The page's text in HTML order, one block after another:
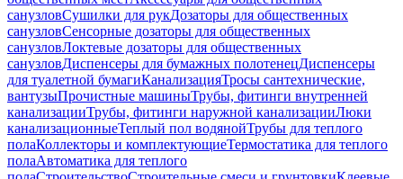
санузловСушилки для рукДозаторы для общественных
санузловСенсорные дозаторы для общественных
санузловЛоктевые дозаторы для общественных
санузловДиспенсеры для бумажных полотенецДиспенсеры
для туалетной бумагиКанализацияТросы сантехнические,
вантузыПрочистные машиныТрубы, фитинги внутренней
канализацииТрубы, фитинги наружной канализацииЛюки
канализационныеТеплый пол водянойТрубы для теплого
полаКоллекторы и комплектующиеТермостатика для теплого
полаАвтоматика для теплого